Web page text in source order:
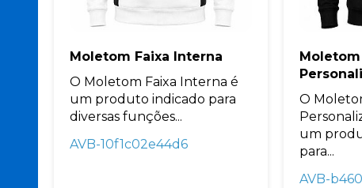
Moletom Faixa Interna
O Moletom Faixa Interna é
um produto indicado para
diversas funções...
AVB-10f1c02e44d6
O
um
para...
AVB-